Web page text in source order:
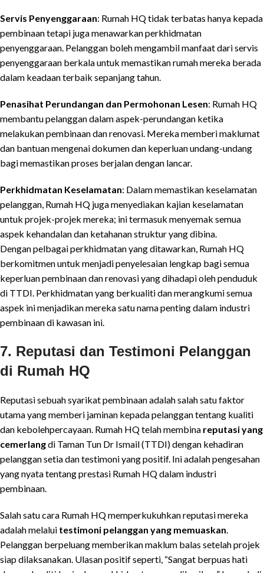
Servis Penyenggaraan: Rumah HQ tidak terbatas hanya kepada
pembinaan tetapi juga menawarkan perkhidmatan
penyenggaraan. Pelanggan boleh mengambil manfaat dari servis
penyenggaraan berkala untuk memastikan rumah mereka berada
dalam keadaan terbaik sepanjang tahun.
Penasihat Perundangan dan Permohonan Lesen: Rumah HQ
membantu pelanggan dalam aspek-perundangan ketika
melakukan pembinaan dan renovasi. Mereka memberi maklumat
dan bantuan mengenai dokumen dan keperluan undang-undang
bagi memastikan proses berjalan dengan lancar.
Perkhidmatan Keselamatan: Dalam memastikan keselamatan
pelanggan, Rumah HQ juga menyediakan kajian keselamatan
untuk projek-projek mereka; ini termasuk menyemak semua
aspek kehandalan dan ketahanan struktur yang dibina.
Dengan pelbagai perkhidmatan yang ditawarkan, Rumah HQ
berkomitmen untuk menjadi penyelesaian lengkap bagi semua
keperluan pembinaan dan renovasi yang dihadapi oleh penduduk
di TTDI. Perkhidmatan yang berkualiti dan merangkumi semua
aspek ini menjadikan mereka satu nama penting dalam industri
pembinaan di kawasan ini.
7. Reputasi dan Testimoni Pelanggan
di Rumah HQ
Reputasi sebuah syarikat pembinaan adalah salah satu faktor
utama yang memberi jaminan kepada pelanggan tentang kualiti
dan kebolehpercayaan. Rumah HQ telah membina reputasi yang
cemerlangdi Taman Tun Dr Ismail (TTDI) dengan kehadiran
pelanggan setia dan testimoni yang positif. Ini adalah pengesahan
yang nyata tentang prestasi Rumah HQ dalam industri
pembinaan.
Salah satu cara Rumah HQ memperkukuhkan reputasi mereka
adalah melalui testimoni pelanggan yang memuaskan
Pelanggan berpeluang memberikan maklum balas setelah projek
siap dilaksanakan. Ulasan positif seperti, “Sangat berpuas hati